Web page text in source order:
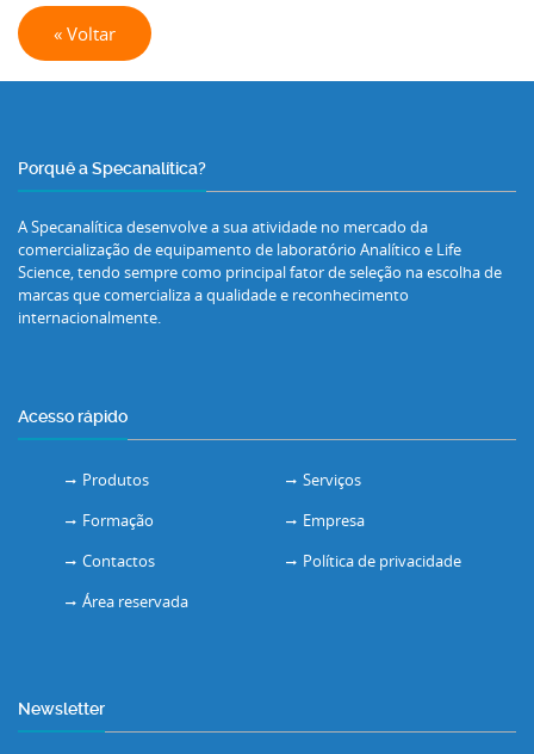
« Voltar
Porquê a Specanalítica?
A Specanalítica desenvolve a sua atividade no mercado da
comercialização de equipamento de laboratório Analítico e Life
Science, tendo sempre como principal fator de seleção na escolha de
marcas que comercializa a qualidade e reconhecimento
internacionalmente.
Acesso rápido
Produtos
Serviços
Formação
Empresa
Contactos
Política de privacidade
Área reservada
Newsletter